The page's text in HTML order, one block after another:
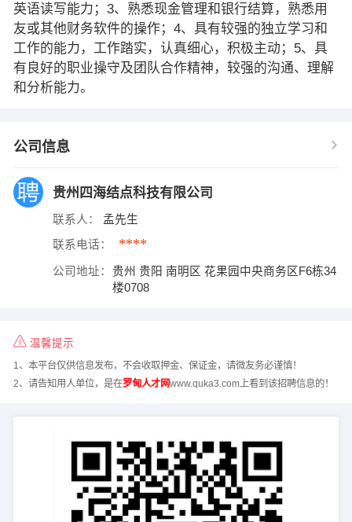
英语读写能力；3、熟悉现金管理和银行结算，熟悉用
友或其他财务软件的操作；4、具有较强的独立学习和
工作的能力，工作踏实，认真细心，积极主动；5、具
有良好的职业操守及团队合作精神，较强的沟通、理解
和分析能力。
公司信息
贵州四海结点科技有限公司
联系人： 孟先生
联系电话： ****
公司地址：
贵州 贵阳 南明区 花果园中央商务区F6栋34
楼0708
温馨提示
1、本平台仅供信息发布，不会收取押金、保证金，请微友务必谨慎！
2、请告知用人单位，是在罗甸人才网www.quka3.com上看到该招聘信息的！